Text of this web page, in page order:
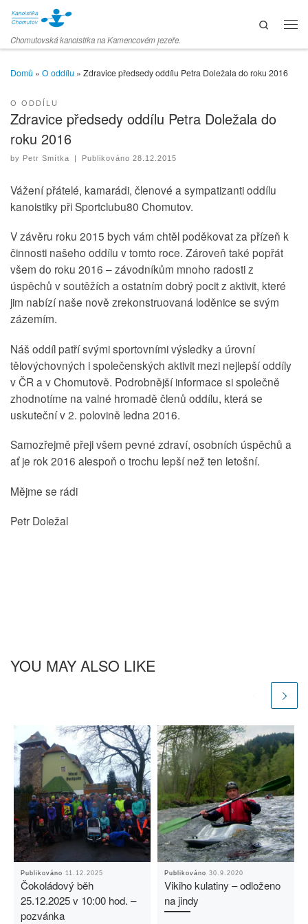
Skip to content
Chomutovská kanoistika na Kamencovém jezeře.
Search
Domů » O oddílu » Zdravice předsedy oddílu Petra Doležala do roku 2016
O ODDÍLU
Zdravice předsedy oddílu Petra Doležala do
roku 2016
by Petr Smítka | Publikováno 28.12.2015
Vážení přátelé, kamarádi, členové a sympatizanti oddílu
kanoistiky při Sportclubu80 Chomutov.
V závěru roku 2015 bych vám chtěl poděkovat za přízeň k
činnosti našeho oddílu v tomto roce. Zároveň také popřát
všem do roku 2016 – závodníkům mnoho radosti z
úspěchů v soutěžích a ostatním dobrý pocit z aktivit, které
jim nabízí naše nově zrekonstruovaná loděnice se svým
zázemím.
Náš oddíl patří svými sportovními výsledky a úrovní
tělovýchovných i společenských aktivit mezi nejlepší oddíly
v ČR a v Chomutově. Podrobnější informace si společně
zhodnotíme na valné hromadě členů oddílu, která se
uskuteční v 2. polovině ledna 2016.
Samozřejmě přeji všem pevné zdraví, osobních úspěchů a
ať je rok 2016 alespoň o trochu lepší než ten letošní.
Mějme se rádi
Petr Doležal
YOU MAY ALSO LIKE
Publikováno11.12.2025
Čokoládový běh
25.12.2025 v 10:00 hod. –
pozvánka
Publikováno30.9.2020
Vikiho kulatiny – odloženo
na jindy